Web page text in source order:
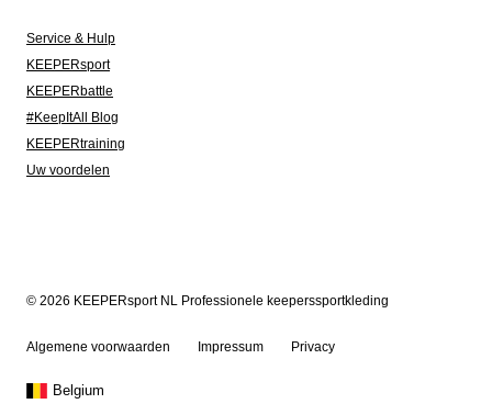
Service & Hulp
KEEPERsport
KEEPERbattle
#KeepItAll Blog
KEEPERtraining
Uw voordelen
© 2026 KEEPERsport NL Professionele keeperssportkleding
Algemene voorwaarden Impressum Privacy
Belgium